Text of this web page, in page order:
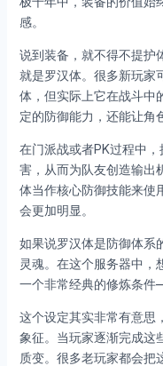
感。
说到装备，就不得不提护
就是罗汉体。很多新玩家
体，但实际上它在战斗中
定的防御能力，还能让角
在门派战或者PK过程中
害，从而为队友创造输出
体当作核心防御技能来使
会更加明显。
如果说罗汉体是防御体系
灵魂。在这个服务器中，
一个非常经典的修炼条件
这个设定其实非常有意思
象征。当玩家逐渐完成这
质变。很多老玩家都会把